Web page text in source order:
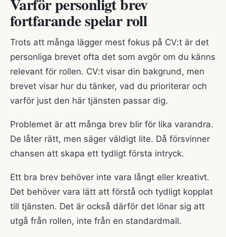
fortfarande spelar roll
Trots att många lägger mest fokus på CV:t är det
personliga brevet ofta det som avgör om du känns
relevant för rollen. CV:t visar din bakgrund, men
brevet visar hur du tänker, vad du prioriterar och
varför just den här tjänsten passar dig.
Problemet är att många brev blir för lika varandra.
De låter rätt, men säger väldigt lite. Då försvinner
chansen att skapa ett tydligt första intryck.
Ett bra brev behöver inte vara långt eller kreativt.
Det behöver vara lätt att förstå och tydligt kopplat
till tjänsten. Det är också därför det lönar sig att
utgå från rollen, inte från en standardmall.